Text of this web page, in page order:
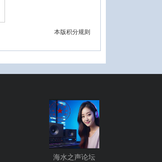
本版积分规则
海水之声论坛